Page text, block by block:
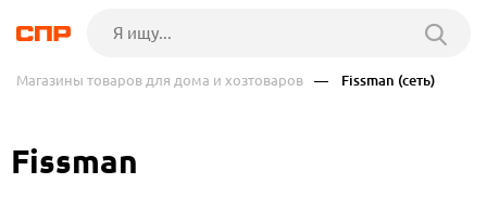
Магазины товаров для дома и хозтоваров — Fissman (сеть)
Fissman